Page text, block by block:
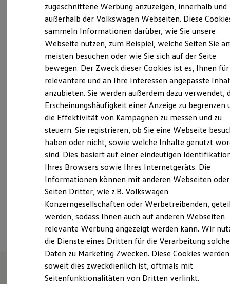
Reichweite
Reichweite der ID. Modelle
Reichweite im Winter
Laden
Laden unterwegs
Laden Zuhause
Ladestationen finden
Ladezeitensimulator
Batterie
Sicherheit
Garantie und Lebensdauer
Nachhaltigkeit
Technologie
Kosten und Kauf
Verbrauchskosten
Kaufoptionen
E-Auto-Förderung
Software und Konnektivität
ID. Software Versionen und Updates
Digitale Extras
Schnittstellen zu Ihrem ID.
Hybridautos
Marke und Erlebnis
Volkswagen R und R Experience
R-Modelle
Driving Experience
Volkswagen entdecken
GmbH & Co. KG (Impressum & Rechtliches)
Potthofstraße 7, 25524 Itzehoe
info@eskildsen.sh
+49 4821 40000
Montag-Freitag 07:00- 18:00 Uhr
Samstag
08:30-12:30 Uhr
Sonntag
Geschlossen
Ansprechpartner
zugeschnittene Werbung anzuzeigen, innerhalb und
außerhalb der Volkswagen Webseiten. Diese
sammeln Informationen darüber, wie Sie unsere
Webseite nutzen, zum Beispiel, welche Seiten Sie
meisten besuchen oder wie Sie sich auf der Seite
bewegen. Der Zweck dieser Cookies ist es, Ihnen für
relevantere und an Ihre Interessen angepasste
anzubieten. Sie werden außerdem dazu verwendet,
Erscheinungshäufigkeit einer Anzeige zu begrenzen
die Effektivität von Kampagnen zu messen und zu
steuern. Sie registrieren, ob Sie eine Webseite
haben oder nicht, sowie welche Inhalte genutzt
sind. Dies basiert auf einer eindeutigen
Ihres Browsers sowie Ihres Internetgeräts. Die
Informationen können mit anderen Webseiten oder
Seiten Dritter, wie z.B. Volkswagen
Konzerngesellschaften oder Werbetreibenden,
werden, sodass Ihnen auch auf anderen Webseiten
relevante Werbung angezeigt werden kann. Wir
die Dienste eines Dritten für die Verarbeitung
Daten zu Marketing Zwecken. Diese Cookies
soweit dies zweckdienlich ist, oftmals mit
Seitenfunktionalitäten von Dritten verlinkt.